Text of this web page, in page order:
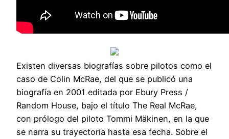
Existen diversas biografías sobre pilotos como el
caso de Colin McRae, del que se publicó una
biografía en 2001 editada por Ebury Press /
Random House, bajo el título The Real McRae,
con prólogo del piloto Tommi Mäkinen, en la que
se narra su trayectoria hasta esa fecha. Sobre el